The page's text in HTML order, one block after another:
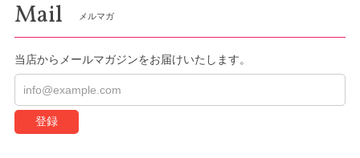
Mail メルマガ
当店からメールマガジンをお届けいたします。
登録